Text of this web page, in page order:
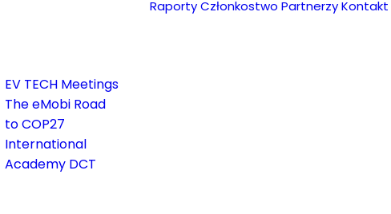
EV TECH Meetings
The eMobi Road
to COP27
International
Academy DCT
RaportyCzłonkostwo PartnerzyKontakt